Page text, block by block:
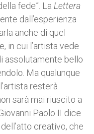
fede”. La Lettera
dall’esperienza
anche di quel
in cui l’artista vede
assolutamente bello
Ma qualunque
resterà
sarà mai riuscito a
Paolo II dice
creativo, che